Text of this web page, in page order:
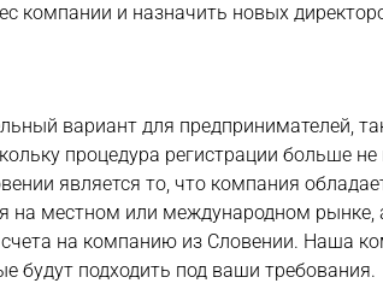
компании и назначить новых
вариант для предпринимателей,
процедура регистрации больше
является то, что компания
на местном или международном рынке,
на компанию из Словении. Наша
будут подходить под ваши требования.